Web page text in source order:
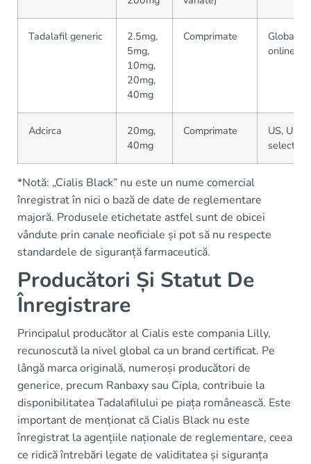
Tadalafil generic
2.5mg,
5mg,
10mg,
20mg,
40mg
Comprimate
Global
online)
Adcirca
20mg,
40mg
Comprimate
US, UE,
*Notă: „Cialis Black” nu este un nume comercial
înregistrat în nici o bază de date de reglementare
majoră. Produsele etichetate astfel sunt de obicei
vândute prin canale neoficiale și pot să nu respecte
standardele de siguranță farmaceutică.
Producători Și Statut De
Înregistrare
Principalul producător al Cialis este compania Lilly,
recunoscută la nivel global ca un brand certificat. Pe
lângă marca originală, numeroși producători de
generice, precum Ranbaxy sau Cipla, contribuie la
disponibilitatea Tadalafilului pe piața românească. Este
important de menționat că Cialis Black nu este
înregistrat la agențiile naționale de reglementare, ceea
ce ridică întrebări legate de validitatea și siguranța